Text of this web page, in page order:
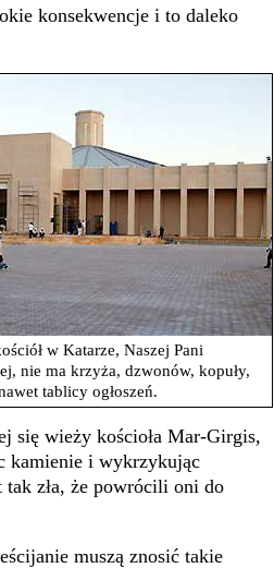
konsekwencje i to daleko
w Katarze, Naszej Pani
nie ma krzyża, dzwonów, kopuły,
tablicy ogłoszeń.
się wieży kościoła Mar-Girgis,
kamienie i wykrzykując
tak zła, że powrócili oni do
muszą znosić takie